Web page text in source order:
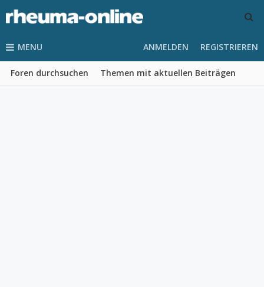
MENU
Foren durchsuchen Themen mit aktuellen Beiträgen
ANMELDEN REGISTRIEREN